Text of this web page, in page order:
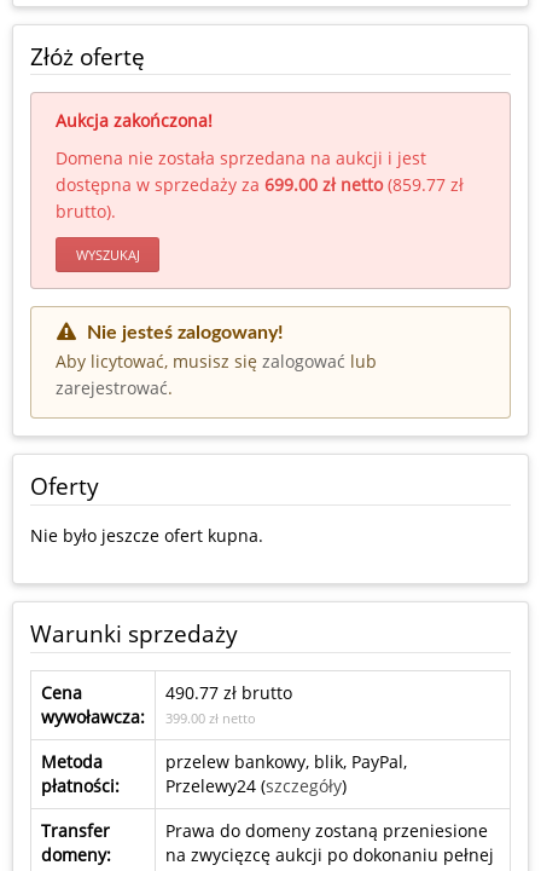
Złóż ofertę
Aukcja zakończona!
Domena nie została sprzedana na aukcji i jest
dostępna w sprzedaży za 699.00 zł netto(859.77 zł
brutto).
WYSZUKAJ
Nie jesteś zalogowany!
Aby licytować, musisz się zalogować lub
zarejestrować.
Oferty
Nie było jeszcze ofert kupna.
Warunki sprzedaży
Cena
wywoławcza:
490.77 zł brutto
399.00 zł netto
Metoda
płatności:
przelew bankowy, blik, PayPal,
Przelewy24 (szczegóły)
Transfer
domeny:
Prawa do domeny zostaną przeniesione
na zwycięzcę aukcji po dokonaniu pełnej